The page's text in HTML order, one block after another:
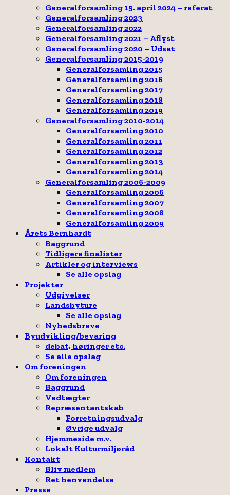
Generalforsamling 15. april 2024 – referat
Generalforsamling 2023
Generalforsamling 2022
Generalforsamling 2021 – Aflyst
Generalforsamling 2020 – Udsat
Generalforsamling 2015-2019
Generalforsamling 2015
Generalforsamling 2016
Generalforsamling 2017
Generalforsamling 2018
Generalforsamling 2019
Generalforsamling 2010-2014
Generalforsamling 2010
Generalforsamling 2011
Generalforsamling 2012
Generalforsamling 2013
Generalforsamling 2014
Generalforsamling 2006-2009
Generalforsamling 2006
Generalforsamling 2007
Generalforsamling 2008
Generalforsamling 2009
Årets Bernhardt
Baggrund
Tidligere finalister
Artikler og interviews
Se alle opslag
Projekter
Udgivelser
Landsbyture
Se alle opslag
Nyhedsbreve
Byudvikling/bevaring
debat, høringer etc.
Se alle opslag
Om foreningen
Om foreningen
Baggrund
Vedtægter
Repræsentantskab
Forretningsudvalg
Øvrige udvalg
Hjemmeside m.v.
Lokalt Kulturmiljøråd
Kontakt
Bliv medlem
Ret henvendelse
Presse